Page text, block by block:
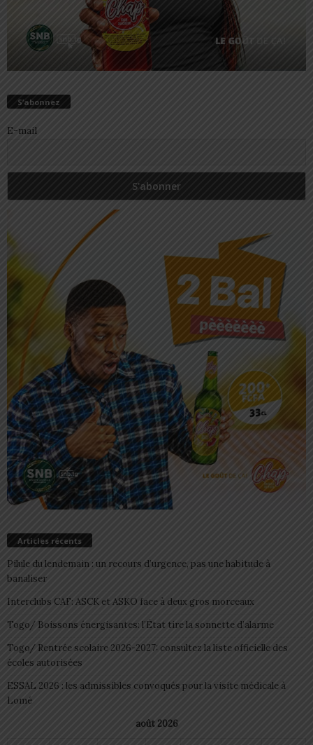
S’abonnez
E-mail
Articles récents
Pilule du lendemain : un recours d’urgence, pas une habitude à
banaliser
Interclubs CAF: ASCK et ASKO face à deux gros morceaux
Togo/ Boissons énergisantes: l’État tire la sonnette d’alarme
Togo/ Rentrée scolaire 2026-2027: consultez la liste officielle des
écoles autorisées
ESSAL 2026 : les admissibles convoqués pour la visite médicale à
Lomé
août 2026